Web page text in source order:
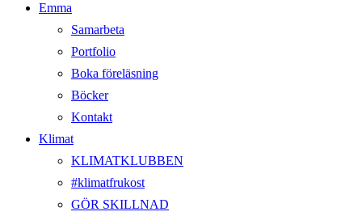
Emma
Samarbeta
Portfolio
Boka föreläsning
Böcker
Kontakt
Klimat
KLIMATKLUBBEN
#klimatfrukost
GÖR SKILLNAD